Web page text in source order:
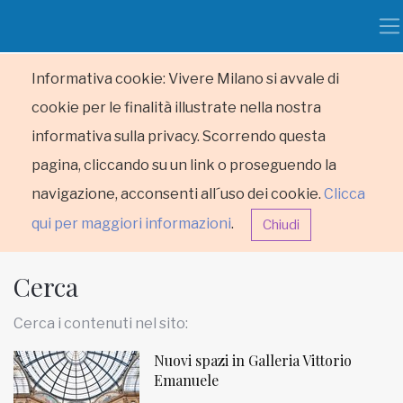
Informativa cookie: Vivere Milano si avvale di
cookie per le finalità illustrate nella nostra
informativa sulla privacy. Scorrendo questa
pagina, cliccando su un link o proseguendo la
navigazione, acconsenti all´uso dei cookie. Clicca
qui per maggiori informazioni. Chiudi
HOME
Cerca
Cerca i contenuti nel sito:
Nuovi spazi in Galleria Vittorio
Emanuele